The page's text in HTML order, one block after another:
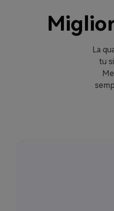
La
tu